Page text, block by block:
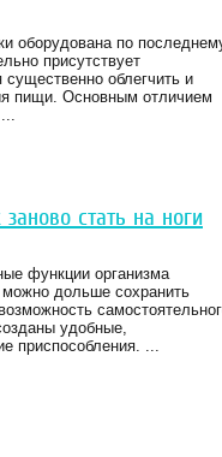
оборудована по
присутствует
существенно облегчить и
пищи. Основным отличием
стать на ноги
функции организма
можно дольше сохранить
удобные,
приспособления. ...